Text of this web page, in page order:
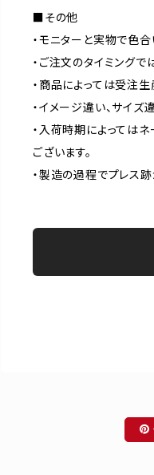
■その他
・モニターと実物で色
・ご注文のタイミング
・商品によっては受注
・イメージ違い、サイ
・入荷時期によっては
ございます。
・製造の過程でプレス